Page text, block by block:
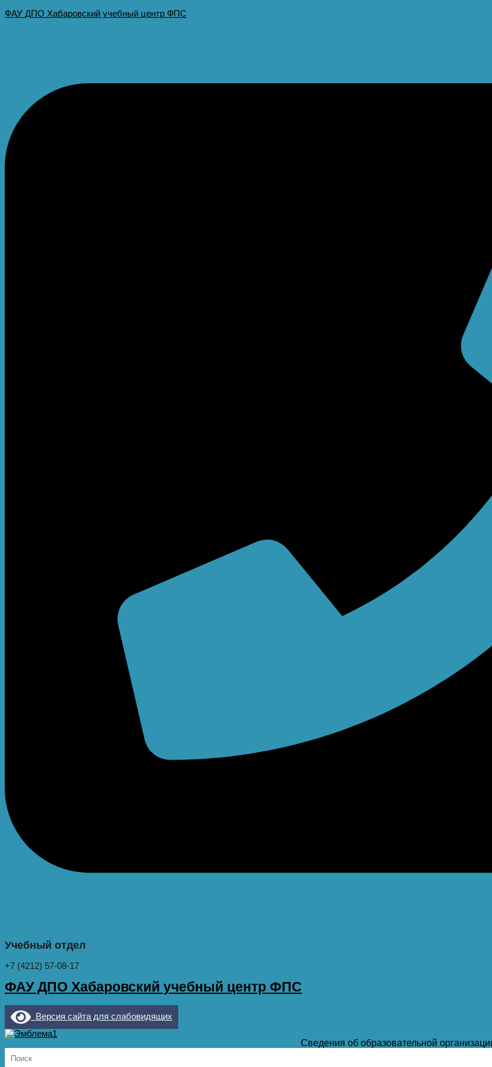
ФАУ ДПО Хабаровский учебный центр ФПС
Учебный отдел
+7 (4212) 57-08-17
ФАУ ДПО Хабаровский учебный центр ФПС
Версия сайта для слабовидящих
Сведения об образовательной